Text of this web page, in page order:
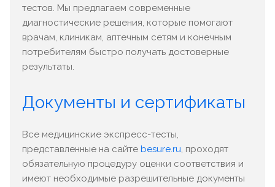
тестов. Мы предлагаем современные
диагностические решения, которые помогают
врачам, клиникам, аптечным сетям и конечным
потребителям быстро получать достоверные
результаты.
Документы и сертификаты
Все медицинские экспресс-тесты,
представленные на сайте besure.ru, проходят
обязательную процедуру оценки соответствия и
имеют необходимые разрешительные документы